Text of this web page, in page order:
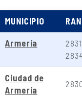
MUNICIPIO
Armería
Ciudad de
Armería